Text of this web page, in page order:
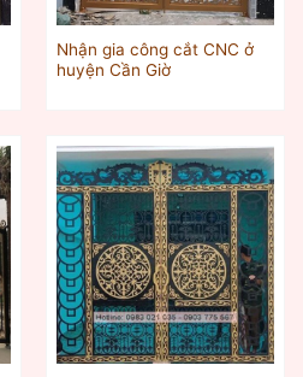
Nhận gia công cắt CNC ở
huyện Cần Giờ